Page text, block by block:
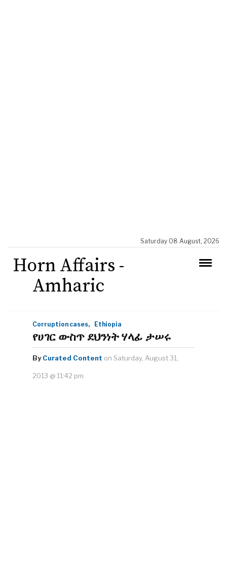
Saturday 08 August, 2026
Horn Affairs -
Amharic
Corruption cases, Ethiopia
የሀገር ውስጥ ደህንነት ሃላፊ ታሠሩ
By Curated Content on Saturday, August 31,
2013 @ 11:42 pm